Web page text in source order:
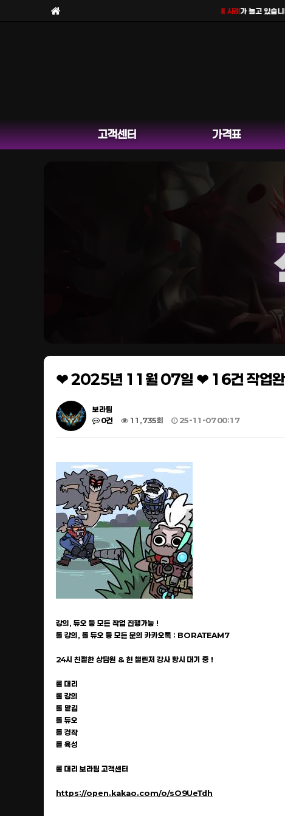
사칭한 피해 사례가 늘고 있습니다.
고객센터 가격표
❤ 2025년 11월 07일 ❤ 16건 작업완
보라팀
0건
11,735회 25-11-07 00:17
강의, 듀오 등 모든 작업 진행가능 !
롤 강의, 롤 듀오 등 모든 문의 카카오톡 : BORATEAM7
24시 친절한 상담원 & 현 챌린저 강사 항시 대기 중 !
롤 대리
롤 강의
롤 맡김
롤 듀오
롤 경작
롤 육성
롤 대리 보라팀 고객센터
https://open.kakao.com/o/sO9UeTdh